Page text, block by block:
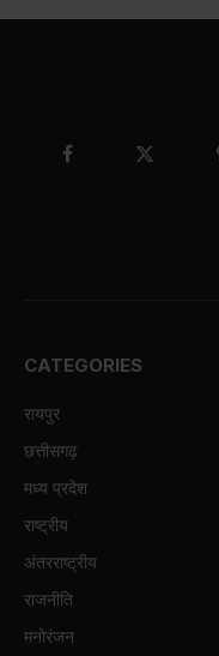
FacebookX
CATEGORIES
रायपुर
छत्तीसगढ़
मध्य प्रदेश
राष्ट्रीय
अंतरराष्ट्रीय
राजनीति
मनोरंजन